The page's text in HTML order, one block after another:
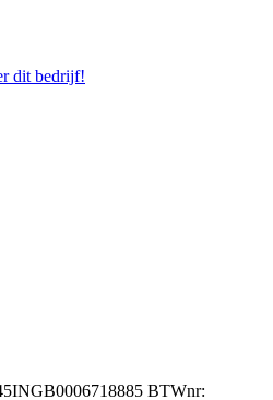
dit bedrijf!
BTWnr: